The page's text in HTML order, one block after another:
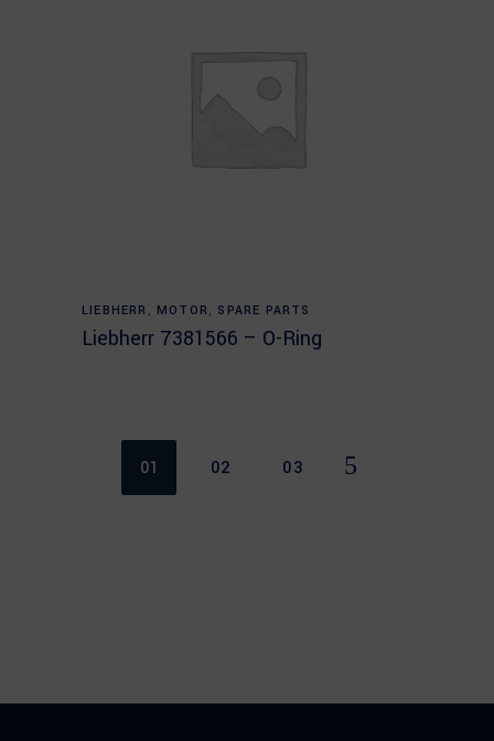
Read more
LIEBHERR , MOTOR , SPARE PARTS
Liebherr 7381566 – O-Ring
01 02 03